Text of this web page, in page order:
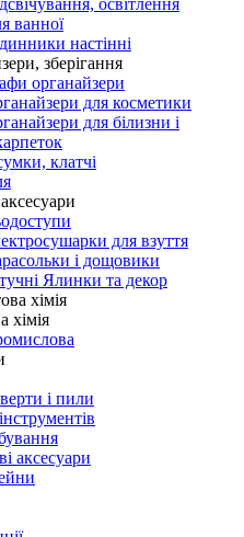
ванної
настінні
зберігання
органайзери
для косметики
для білизни і
клатчі
для взуття
і дощовики
Ялинки та декор
хімія
і пили
аксесуари